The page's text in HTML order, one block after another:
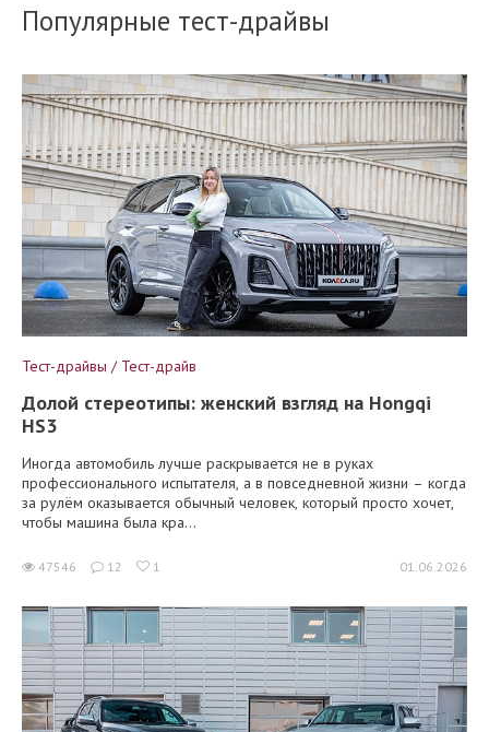
Популярные тест-драйвы
Тест-драйвы / Тест-драйв
Долой стереотипы: женский взгляд на Hongqi
HS3
Иногда автомобиль лучше раскрывается не в руках
профессионального испытателя, а в повседневной жизни – когда
за рулём оказывается обычный человек, который просто хочет,
чтобы машина была кра...
47546 12 1 01.06.2026